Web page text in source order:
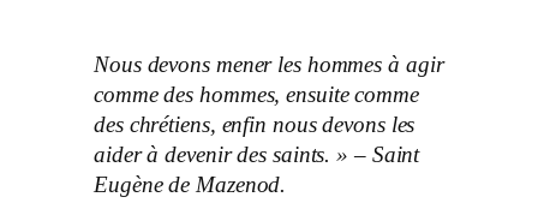
Nous devons mener les hommes à agir
comme des hommes, ensuite comme
des chrétiens, enfin nous devons les
aider à devenir des saints. » – Saint
Eugène de Mazenod.